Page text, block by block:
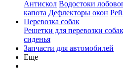
Антискол Водостоки
капота Дефлекторы окон
Перевозка собак
Решетки для перевозки собак
сиденья
Запчасти для автомобилей
Еще